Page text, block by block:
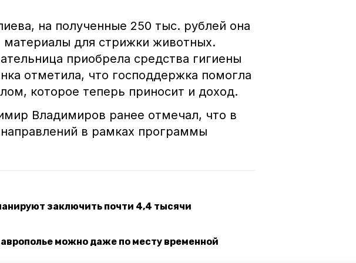
на полученные 250 тыс. рублей она
материалы для стрижки животных.
приобрела средства гигиены
отметила, что господдержка помогла
которое теперь приносит и доход.
Владимиров ранее отмечал, что в
в рамках программы
заключить почти 4,4 тысячи
можно даже по месту временной